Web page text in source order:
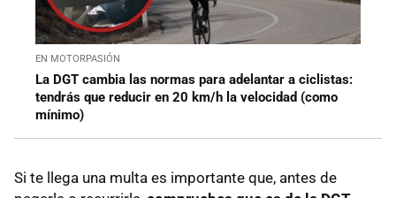
EN MOTORPASIÓN
La DGT cambia las normas para adelantar a ciclistas:
tendrás que reducir en 20 km/h la velocidad (como
mínimo)
Si te llega una multa es importante que, antes de